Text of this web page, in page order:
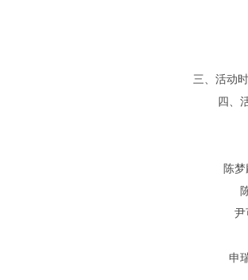
三、活动
四、
陈
申